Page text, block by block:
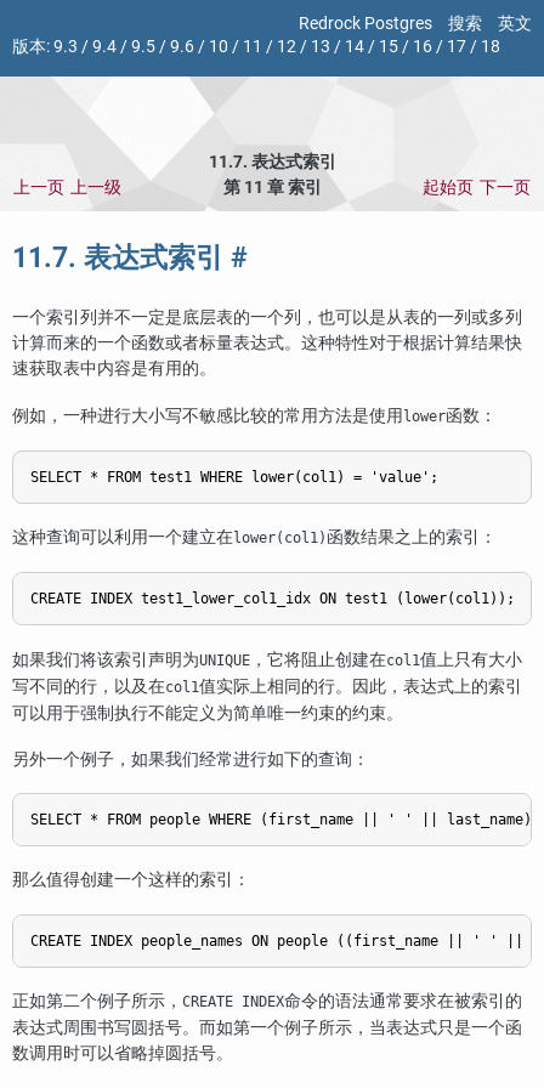
Redrock Postgres 搜索
英文
版本:9.3 /9.4/9.5/9.6/ 10 / 11 / 12/ 13 / 14/ 15/ 16/ 17/ 18
11.7. 表达式索引
上一页 上一级 第 11 章 索引 起始页 下一页
11.7. 表达式索引 #
一个索引列并不一定是底层表的一个列，也可以是从表的一列或多列
计算而来的一个函数或者标量表达式。这种特性对于根据计算结果快
速获取表中内容是有用的。
例如，一种进行大小写不敏感比较的常用方法是使用 lower函数：
这种查询可以利用一个建立在lower(col1) 函数结果之上的索引：
如果我们将该索引声明为UNIQUE ，它将阻止创建在col1值上只有大小
写不同的行，以及在col1值实际上相同的行。因此，表达式上的索引
可以用于强制执行不能定义为简单唯一约束的约束。
另外一个例子，如果我们经常进行如下的查询：
那么值得创建一个这样的索引：
正如第二个例子所示， CREATE INDEX命令的语法通常要求在被索引的
表达式周围书写圆括号。而如第一个例子所示，当表达式只是一个函
数调用时可以省略掉圆括号。